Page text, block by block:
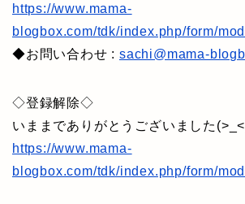
https://www.mama-
blogbox.com/tdk/index.php/form/
◆お問い合わせ : sachi@mama-
◇登録解除◇
いままでありがとうございました
https://www.mama-
blogbox.com/tdk/index.php/form/